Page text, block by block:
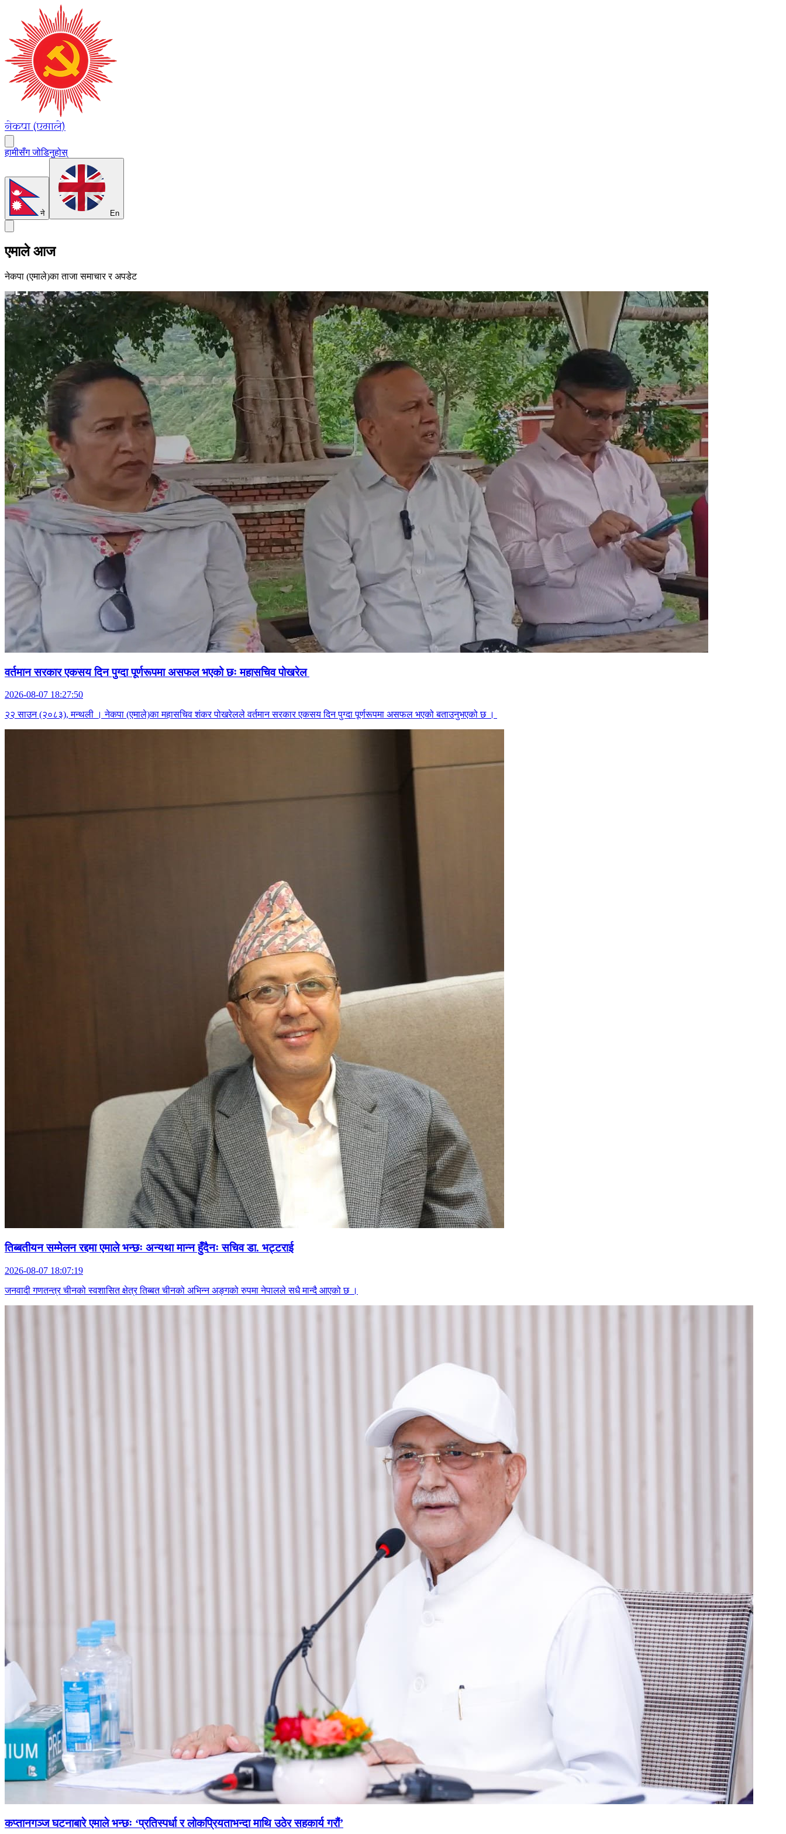
नेकपा (एमाले)
हामीसँग जोडिनुहोस्
ने En
एमाले आज
नेकपा (एमाले)का ताजा समाचार र अपडेट
वर्तमान सरकार एकसय दिन पुग्दा पूर्णरूपमा असफल भएको छः महासचिव पोखरेल
2026-08-07 18:27:50
२२ साउन (२०८३), मन्थली । नेकपा (एमाले)का महासचिव शंकर पोखरेलले वर्तमान सरकार एकसय दिन पुग्दा पूर्णरूपमा असफल भएको बताउनुभएको छ ।
तिब्बतीयन सम्मेलन रद्दमा एमाले भन्छः अन्यथा मान्न हुँदैनः सचिव डा. भट्टराई
2026-08-07 18:07:19
जनवादी गणतन्त्र चीनको स्वशासित क्षेत्र तिब्बत चीनको अभिन्न अङ्गको रुपमा नेपालले सधै मान्दै आएको छ ।
कप्तानगञ्ज घटनाबारे एमाले भन्छः ‘प्रतिस्पर्धा र लोकप्रियताभन्दा माथि उठेर सहकार्य गरौं’